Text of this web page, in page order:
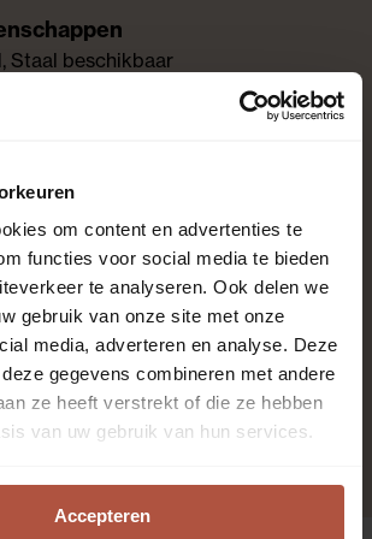
om content en advertenties te
functies voor social media te bieden
te analyseren. Ook delen we
gebruik van onze site met onze
media, adverteren en analyse. Deze
gegevens combineren met andere
ze heeft verstrekt of die ze hebben
van uw gebruik van hun services.
Accepteren
Staal beschikbaar